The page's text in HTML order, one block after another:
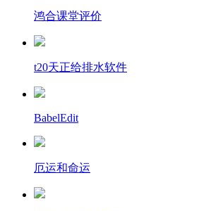
鸿合课堂评价
t20天正给排水软件
BabelEdit
厄运和命运